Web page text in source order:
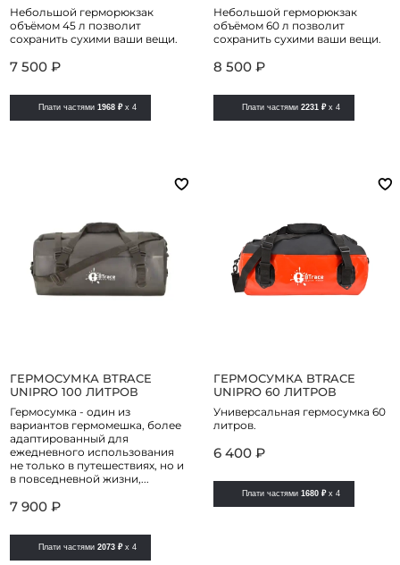
Небольшой герморюкзак
объёмом 45 л позволит
сохранить сухими ваши вещи.
7 500 ₽
Плати частями1968 ₽ x 4
Небольшой герморюкзак
объёмом 60 л позволит
сохранить сухими ваши вещи.
8 500 ₽
Плати частями 2231 ₽ x 4
ГЕРМОСУМКА BTRACE
UNIPRO 100 ЛИТРОВ
Гермосумка - один из
вариантов гермомешка, более
адаптированный для
ежедневного использования
не только в путешествиях, но и
в повседневной жизни,...
7 900 ₽
Плати частями2073 ₽ x 4
ГЕРМОСУМКА BTRACE
UNIPRO 60 ЛИТРОВ
Универсальная гермосумка 60
литров.
6 400 ₽
Плати частями 1680 ₽ x 4